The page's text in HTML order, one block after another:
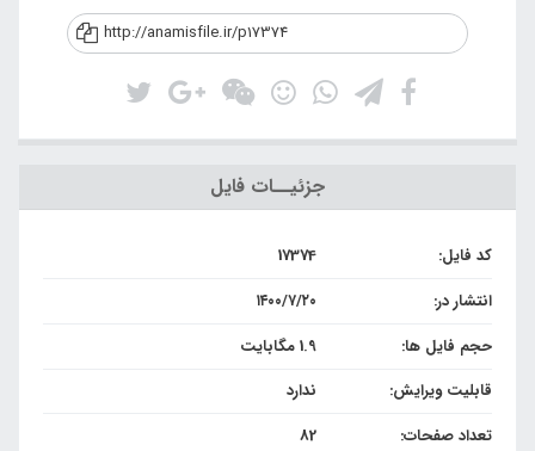
http://anamisfile.ir/p17374
جزئیــات فایل
کد فایل:
17374
انتشار در:
۱۴۰۰/۷/۲۰
حجم فایل ها:
1.9 مگابایت
قابلیت ویرایش:
ندارد
تعداد صفحات:
82